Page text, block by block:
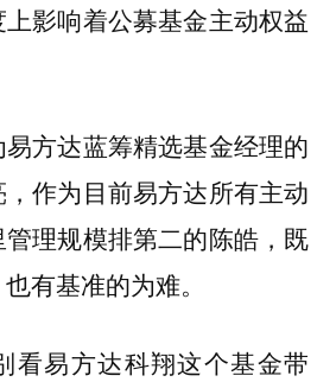
影响着公募基金主动权益
方达蓝筹精选基金经理的
作为目前易方达所有主动
理规模排第二的陈皓，既
有基准的为难。
看易方达科翔这个基金带